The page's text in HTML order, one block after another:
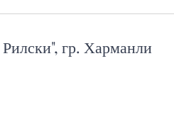
гр. Харманли